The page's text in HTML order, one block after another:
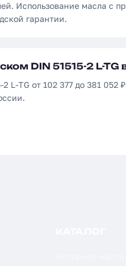
Использование масла с
гарантии.
DIN 51515-2 L-TG
L-TG от 102 377 до 381 052